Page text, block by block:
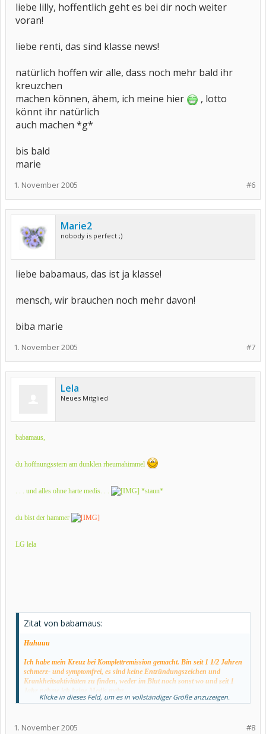
liebe lilly, hoffentlich geht es bei dir noch weiter
voran!
liebe renti, das sind klasse news!
natürlich hoffen wir alle, dass noch mehr bald ihr
kreuzchen
machen können, ähem, ich meine hier
, lotto
könnt ihr natürlich
auch machen *g*
bis bald
marie
#6
1. November 2005
Marie2
nobody is perfect ;)
liebe babamaus, das ist ja klasse!
mensch, wir brauchen noch mehr davon!
biba marie
#7
1. November 2005
Lela
Neues Mitglied
babamaus,
du hoffnungsstern am dunklen rheumahimmel
. . . und alles ohne harte medis. . . *staun*
du bist der hammer
LG lela
Zitat von babamaus:
Huhuuu
Ich habe mein Kreuz bei Komplettremission gemacht. Bin seit 1 1/2 Jahren
schmerz- und symptomfrei, es sind keine Entzündungszeichen und
Krankheitsaktivitäten zu finden, weder im Blut noch sonst wo und seit 1
Jahr nehme ich keine Medis mehr....
Klicke in dieses Feld, um es in vollständiger Größe anzuzeigen.
#8
1. November 2005